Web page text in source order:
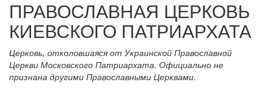
Викторины
Религиозные учения и секты, справочник
ПРАВОСЛАВНАЯ ЦЕРКОВЬ
КИЕВСКОГО ПАТРИАРХАТА
Церковь, отколовшаяся от Украинской Православной
Церкви Московского Патриархата. Официально не
признана другими Православными Церквами.